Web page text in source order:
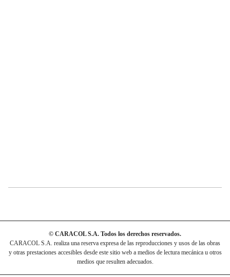
© CARACOL S.A. Todos los derechos reservados.
CARACOL S.A. realiza una reserva expresa de las reproducciones y usos de las obras
y otras prestaciones accesibles desde este sitio web a medios de lectura mecánica u otros
medios que resulten adecuados.